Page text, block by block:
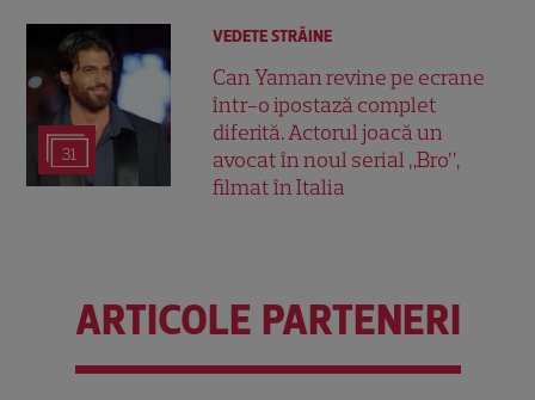
31
VEDETE STRĂINE
Can Yaman revine pe ecrane
într-o ipostază complet
diferită. Actorul joacă un
avocat în noul serial „Bro”,
filmat în Italia
ARTICOLE PARTENERI